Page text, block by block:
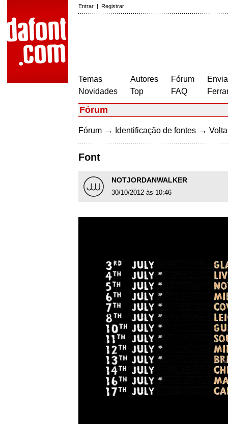
Entrar | Registrar
Temas
Novidades
Autores
Top
Fórum
FAQ
Fórum
Fórum → Identificação de fontes →
Font
NOTJORDANWALKER
30/10/2012 às 10:46